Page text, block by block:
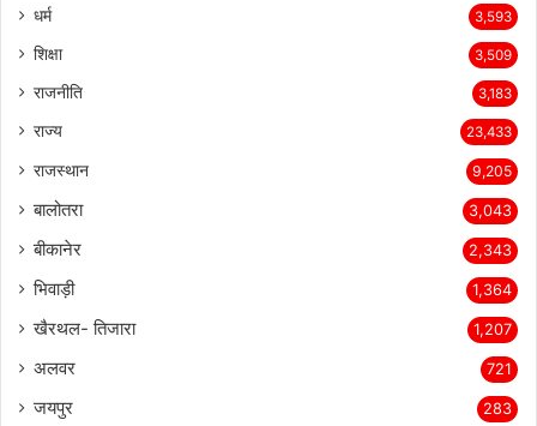
धर्म 3,593
शिक्षा 3,509
राजनीति 3,183
राज्य 23,433
राजस्थान 9,205
बालोतरा 3,043
बीकानेर 2,343
भिवाड़ी 1,364
खैरथल- तिजारा 1,207
अलवर 721
जयपुर 283